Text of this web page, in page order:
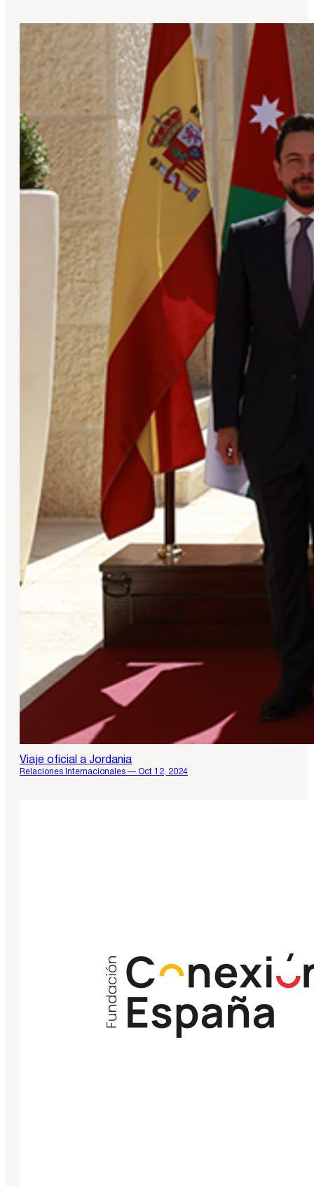
Viaje oficial a Jordania
Relaciones Internacionales — Oct 12, 2024